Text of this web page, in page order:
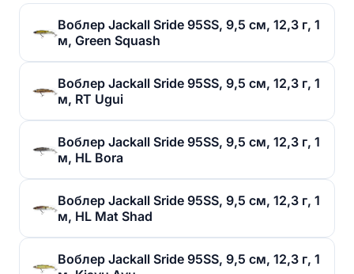
Воблер Jackall Sride 95SS, 9,5 см, 12,3 г, 1
м, Green Squash
Воблер Jackall Sride 95SS, 9,5 см, 12,3 г, 1
м, RT Ugui
Воблер Jackall Sride 95SS, 9,5 см, 12,3 г, 1
м, HL Bora
Воблер Jackall Sride 95SS, 9,5 см, 12,3 г, 1
м, HL Mat Shad
Воблер Jackall Sride 95SS, 9,5 см, 12,3 г, 1